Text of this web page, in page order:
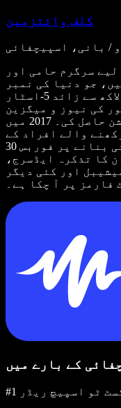
کلف وائتزمین
/ بانی، اسپیچفائی
سرگرم حامی اور
جو دنیا کی نمبر
1 ٹیکسٹ ٹو اسپیچ ایپ ہے۔ 1 لاکھ سے زائد 5-اسٹار
کی نیوز و میگزین
کیٹیگری میں پہلی پوزیشن حاصل کی۔ 2017 میں
والے افراد کے
لیے انٹرنیٹ کو زیادہ قابلِ رسائی بنانے پر فوربس 30
ان کا تذکرہ ایڈسرج،
اور کئی دیگر
فارمز پر آ چکا ہے۔
کے بارے میں
ٹو اسپیچ ریڈر